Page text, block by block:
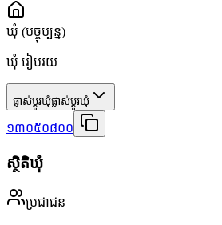
ឃុំ (បច្ចុប្បន្ន)
ឃុំ រៀបរយ
ផ្លាស់ប្តូរឃុំផ្លាស់ប្តូរឃុំ
១៣០៥០៨០០
ស្ថិតិឃុំ
ប្រជាជន
—